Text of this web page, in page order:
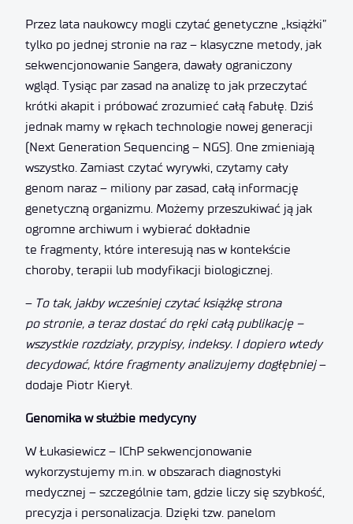
Przez lata naukowcy mogli czytać genetyczne „książki”
tylko po jednej stronie na raz – klasyczne metody, jak
sekwencjonowanie Sangera, dawały ograniczony
wgląd. Tysiąc par zasad na analizę to jak przeczytać
krótki akapit i próbować zrozumieć całą fabułę. Dziś
jednak mamy w rękach technologie nowej generacji
(Next Generation Sequencing – NGS). One zmieniają
wszystko. Zamiast czytać wyrywki, czytamy cały
genom naraz – miliony par zasad, całą informację
genetyczną organizmu. Możemy przeszukiwać ją jak
ogromne archiwum i wybierać dokładnie
te fragmenty, które interesują nas w kontekście
choroby, terapii lub modyfikacji biologicznej.
– To tak, jakby wcześniej czytać książkę strona
po stronie, a teraz dostać do ręki całą publikację –
wszystkie rozdziały, przypisy, indeksy. I dopiero wtedy
decydować, które fragmenty analizujemy dogłębniej–
dodaje Piotr Kierył.
Genomika w służbie medycyny
W Łukasiewicz – IChP sekwencjonowanie
wykorzystujemy m.in. w obszarach diagnostyki
medycznej – szczególnie tam, gdzie liczy się szybkość,
precyzja i personalizacja. Dzięki tzw. panelom